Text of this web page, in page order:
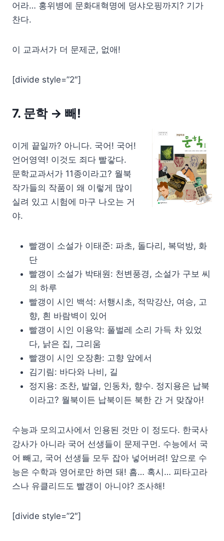
어라… 홍위병에 문화대혁명에 덩샤오핑까지? 기가
찬다.
이 교과서가 더 문제군, 없애!
[divide style=”2″]
7. 문학 → 빼!
이게 끝일까? 아니다. 국어! 국어!
언어영역! 이것도 죄다 빨갛다.
문학교과서가 11종이라고? 월북
작가들의 작품이 왜 이렇게 많이
실려 있고 시험에 마구 나오는 거
야.
빨갱이 소설가 이태준: 파초, 돌다리, 복덕방, 화
단
빨갱이 소설가 박태원: 천변풍경, 소설가 구보 씨
의 하루
빨갱이 시인 백석: 서행시초, 적막강산, 여승, 고
향, 흰 바람벽이 있어
빨갱이 시인 이용악: 풀벌레 소리 가득 차 있었
다, 낡은 집, 그리움
빨갱이 시인 오장환: 고향 앞에서
김기림: 바다와 나비, 길
정지용: 조찬, 발열, 인동차, 향수. 정지용은 납북
이라고? 월북이든 납북이든 북한 간 거 맞잖아!
수능과 모의고사에서 인용된 것만 이 정도다. 한국사
강사가 아니라 국어 선생들이 문제구먼. 수능에서 국
어 빼고, 국어 선생들 모두 잡아 넣어버려! 앞으로 수
능은 수학과 영어로만 하면 돼! 흠… 혹시… 피타고라
스나 유클리드도 빨갱이 아니야? 조사해!
[divide style=”2″]